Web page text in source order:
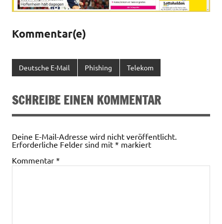
Kommentar(e)
Deutsche E-Mail Phishing Telekom
SCHREIBE EINEN KOMMENTAR
Deine E-Mail-Adresse wird nicht veröffentlicht.
Erforderliche Felder sind mit * markiert
Kommentar *